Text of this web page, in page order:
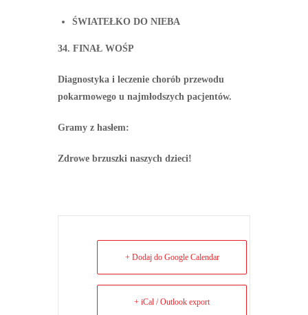
ŚWIATEŁKO DO NIEBA
34. FINAŁ WOŚP
Diagnostyka i leczenie chorób przewodu
pokarmowego u najmłodszych pacjentów.
Gramy z hasłem:
Zdrowe brzuszki naszych dzieci!
+ Dodaj do Google Calendar
+ iCal / Outlook export